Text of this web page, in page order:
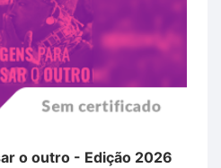
o outro - Edição 2026